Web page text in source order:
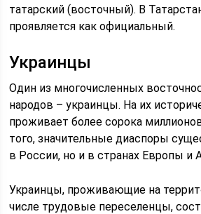
татарский (восточный). В
проявляется как официальный.
Украинцы
Один из многочисленных
народов – украинцы. На их
проживает более сорока
того, значительные диаспоры
в России, но и в странах Европы и
Украинцы, проживающие на
числе трудовые переселенцы,